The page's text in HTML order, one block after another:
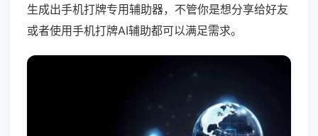
生成出手机打牌专用辅助器，不管你是想分享给好友
或者使用手机打牌AI辅助都可以满足需求。